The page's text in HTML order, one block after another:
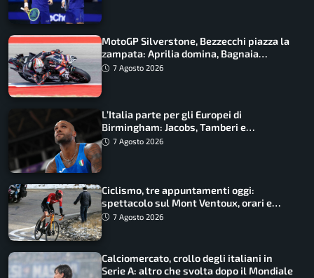
MotoGP Silverstone, Bezzecchi piazza la
zampata: Aprilia domina, Bagnaia
costretto al Q1
7 Agosto 2026
L’Italia parte per gli Europei di
Birmingham: Jacobs, Tamberi e
Battocletti guidano una spedizione
7 Agosto 2026
Ciclismo, tre appuntamenti oggi:
spettacolo sul Mont Ventoux, orari e
come vederli
7 Agosto 2026
Calciomercato, crollo degli italiani in
Serie A: altro che svolta dopo il Mondiale